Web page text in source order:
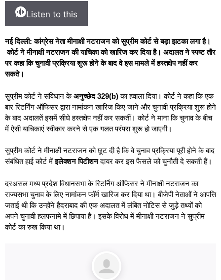
Listen to this
नई दिल्ली: कांग्रेस नेता मीनाक्षी नटराजन को सुप्रीम कोर्ट से बड़ा झटका लगा है।
कोर्ट ने मीनाक्षी नटराजन की याचिका को खारिज कर दिया है। अदालत ने स्पष्ट तौर
पर कहा कि चुनावी प्रक्रिया शुरू होने के बाद वे इस मामले में हस्तक्षेप नहीं कर
सकते।
सुप्रीम कोर्ट ने संविधान केअनुच्छेद 329(b)का हवाला दिया। कोर्ट ने कहा कि एक
बार रिटर्निंग ऑफिसर द्वारा नामांकन खारिज किए जाने और चुनावी प्रक्रिया शुरू होने
के बाद अदालतें इसमें सीधे हस्तक्षेप नहीं कर सकतीं।कोर्ट ने माना कि चुनाव के बीच
में ऐसी याचिकाएं स्वीकार करने से एक गलत परंपरा शुरू हो जाएगी।
सुप्रीम कोर्ट नेमीनाक्षी नटराजन को छूट दी है कि वे चुनाव प्रक्रिया पूरी होने के बाद
संबंधित हाई कोर्ट मेंइलेक्शन पिटीशनदायर कर इस फैसले को चुनौती दे सकती हैं।
दरअसल मध्य प्रदेश विधानसभा के रिटर्निंग ऑफिसर ने मीनाक्षी नटराजन का
राज्यसभा चुनाव के लिए नामांकन फॉर्म खारिज कर दिया था। बीजेपी नेताओं ने आपत्ति
जताई थी कि उन्होंने हैदराबाद की एक अदालत में लंबित नोटिस से जुड़े तथ्यों को
अपने चुनावी हलफनामे में छिपाया है। इसके विरोध में मीनाक्षी नटराजन ने सुप्रीम
कोर्ट का रुख किया था।